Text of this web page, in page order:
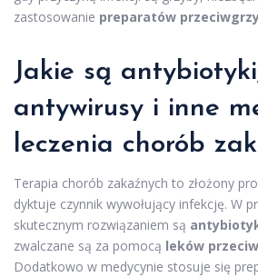
zastosowanie preparatów
Jakie są
antywirusy i inne
leczenia chorób
Terapia chorób zakaźnych to złożony
dyktuje czynnik wywołujący infekcję. W
skutecznym rozwiązaniem są
zwalczane są za pomocą leków
Dodatkowo w medycynie stosuje się